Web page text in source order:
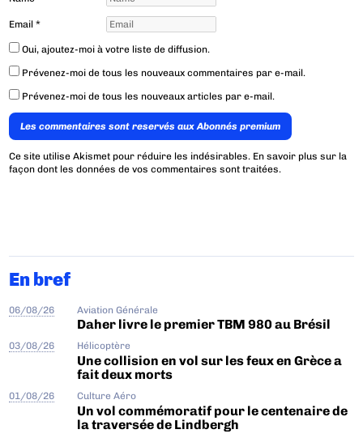
Email*
Oui, ajoutez-moi à votre liste de diffusion.
Prévenez-moi de tous les nouveaux commentaires par e-mail.
Prévenez-moi de tous les nouveaux articles par e-mail.
Les commentaires sont reservés aux Abonnés premium
Ce site utilise Akismet pour réduire les indésirables. En savoir plus sur la
façon dont les données de vos commentaires sont traitées.
En bref
06/08/26 Aviation Générale
Daher livre le premier TBM 980 au Brésil
03/08/26 Hélicoptère
Une collision en vol sur les feux en Grèce a
fait deux morts
01/08/26 Culture Aéro
Un vol commémoratif pour le centenaire de
la traversée de Lindbergh